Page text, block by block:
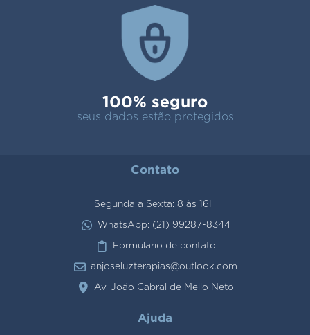
100% seguro
seus dados estão protegidos
Contato
Segunda a Sexta: 8 às 16H
WhatsApp: (21) 99287-8344
Formulario de contato
anjoseluzterapias@outlook.com
Av. João Cabral de Mello Neto
Ajuda